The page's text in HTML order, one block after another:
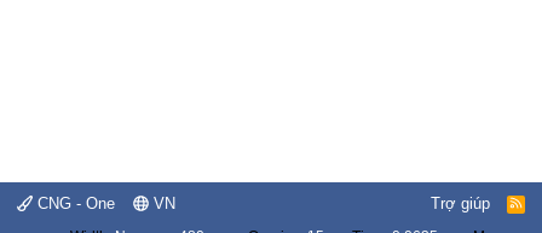
CNG - One VN Trợ giúp
R